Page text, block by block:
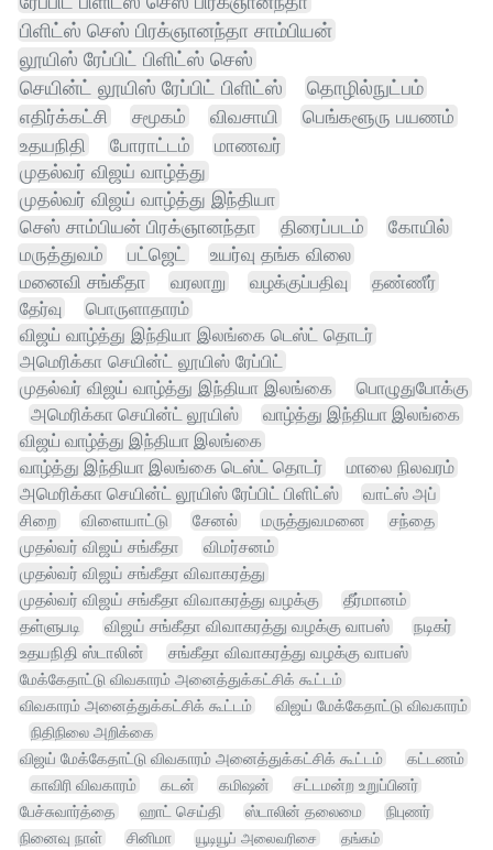
பிளிட்ஸ் செஸ் பிரக்ஞானந்தா சாம்பியன்
லூயிஸ் ரேப்பிட் பிளிட்ஸ் செஸ்
செயின்ட் லூயிஸ் ரேப்பிட் பிளிட்ஸ்
தொழில்நுட்பம்
எதிர்க்கட்சி
சமூகம் விவசாயி
பெங்களூரு பயணம்
உதயநிதி
போராட்டம் மாணவர்
முதல்வர் விஜய் வாழ்த்து
முதல்வர் விஜய் வாழ்த்து இந்தியா
செஸ் சாம்பியன் பிரக்ஞானந்தா
திரைப்படம்
கோயில்
மருத்துவம்
பட்ஜெட்
உயர்வு தங்க விலை
மனைவி சங்கீதா
வரலாறு வழக்குப்பதிவு
தண்ணீர்
தேர்வு
பொருளாதாரம்
விஜய் வாழ்த்து இந்தியா இலங்கை டெஸ்ட் தொடர்
அமெரிக்கா செயின்ட் லூயிஸ் ரேப்பிட்
முதல்வர் விஜய் வாழ்த்து இந்தியா இலங்கை
பொழுதுபோக்கு
அமெரிக்கா செயின்ட் லூயிஸ்
வாழ்த்து இந்தியா இலங்கை
விஜய் வாழ்த்து இந்தியா இலங்கை
வாழ்த்து இந்தியா இலங்கை டெஸ்ட் தொடர்
மாலை நிலவரம்
அமெரிக்கா செயின்ட் லூயிஸ் ரேப்பிட் பிளிட்ஸ்
வாட்ஸ் அப்
சிறை
விளையாட்டு சேனல் மருத்துவமனை
சந்தை
முதல்வர் விஜய் சங்கீதா
விமர்சனம்
முதல்வர் விஜய் சங்கீதா விவாகரத்து
முதல்வர் விஜய் சங்கீதா விவாகரத்து வழக்கு
தீர்மானம்
தள்ளுபடி
விஜய் சங்கீதா விவாகரத்து வழக்கு வாபஸ்
நடிகர்
உதயநிதி ஸ்டாலின்
சங்கீதா விவாகரத்து வழக்கு வாபஸ்
மேக்கேதாட்டு விவகாரம் அனைத்துக்கட்சிக் கூட்டம்
விவகாரம் அனைத்துக்கட்சிக் கூட்டம்
விஜய் மேக்கேதாட்டு விவகாரம்
நிதிநிலை அறிக்கை
விஜய் மேக்கேதாட்டு விவகாரம் அனைத்துக்கட்சிக் கூட்டம்
கட்டணம்
காவிரி விவகாரம்
கடன் கமிஷன்
சட்டமன்ற உறுப்பினர்
பேச்சுவார்த்தை
ஹாட் செய்தி ஸ்டாலின் தலைமை
நிபுணர்
நினைவு நாள்
சினிமா யூடியூப் அலைவரிசை தங்கம்